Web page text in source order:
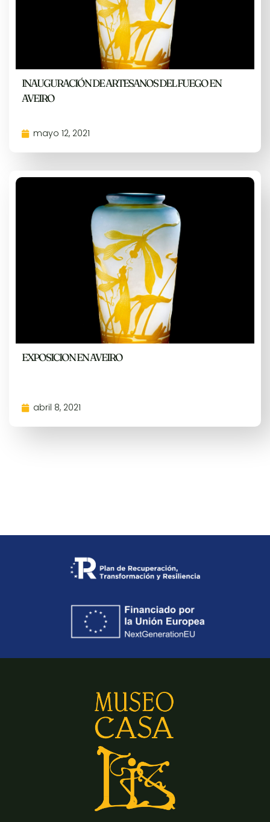
INAUGURACIÓN DE ARTESANOS DEL FUEGO EN
AVEIRO
mayo 12, 2021
EXPOSICION EN AVEIRO
abril 8, 2021